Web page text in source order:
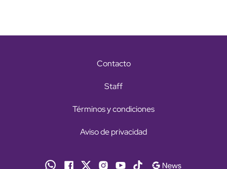
Contacto
Staff
Términos y condiciones
Aviso de privacidad